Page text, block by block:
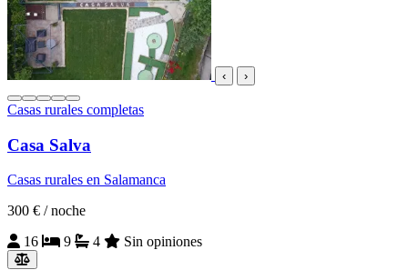
‹ ›
Casas rurales completas
Casa Salva
Casas rurales en Salamanca
300 € / noche
16
9 4 Sin opiniones